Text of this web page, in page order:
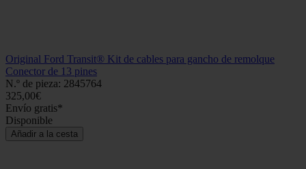
Original Ford Transit® Kit de cables para gancho de remolque
Conector de 13 pines
N.º de pieza: 2845764
325,00€
Envío gratis*
Disponible
Añadir a la cesta